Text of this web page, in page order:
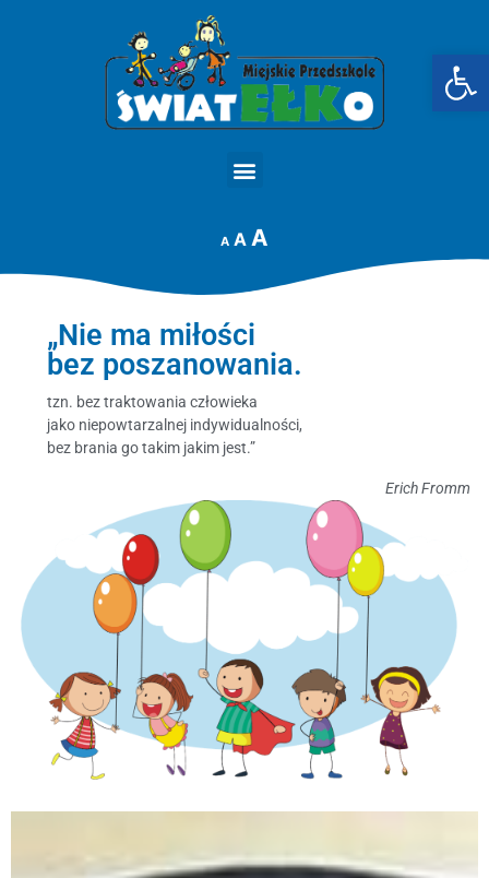
A A A
„Nie ma miłości
bez poszanowania.
tzn. bez traktowania człowieka
jako niepowtarzalnej indywidualności,
bez brania go takim jakim jest.”
Erich Fromm